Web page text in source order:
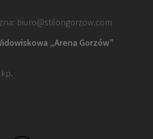
biuro@stilongorzow.com
„Arena Gorzów”